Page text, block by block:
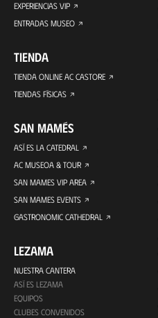
EXPERIENCIAS VIP
ENTRADAS MUSEO
TIENDA
TIENDA ONLINE AC CASTORE
TIENDAS FÍSICAS
SAN MAMÉS
ASÍ ES LA CATEDRAL
AC MUSEOA & TOUR
SAN MAMES VIP AREA
SAN MAMES EVENTS
GASTRONOMIC CATHEDRAL
LEZAMA
NUESTRA CANTERA
ASÍ ES LEZAMA
EQUIPOS
CLUBES CONVENIDOS